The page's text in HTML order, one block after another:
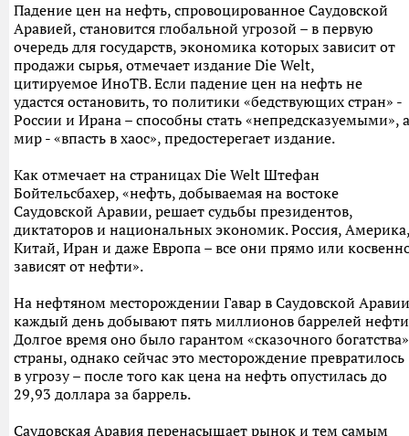
Падение цен на нефть, спровоцированное Саудовской
Аравией, становится глобальной угрозой – в первую
очередь для государств, экономика которых зависит от
продажи сырья, отмечает издание Die Welt,
цитируемое ИноТВ. Если падение цен на нефть не
удастся остановить, то политики «бедствующих стран» -
России и Ирана – способны стать «непредсказуемыми», а
мир - «впасть в хаос», предостерегает издание.
Как отмечает на страницах Die Welt Штефан
Бойтельсбахер, «нефть, добываемая на востоке
Саудовской Аравии, решает судьбы президентов,
диктаторов и национальных экономик. Россия, Америка,
Китай, Иран и даже Европа – все они прямо или
зависят от нефти».
На нефтяном месторождении Гавар в Саудовской Аравии
каждый день добывают пять миллионов баррелей
Долгое время оно было гарантом «сказочного богатства»
страны, однако сейчас это месторождение превратилось
в угрозу – после того как цена на нефть опустилась до
29,93 доллара за баррель.
Саудовская Аравия перенасыщает рынок и тем самым